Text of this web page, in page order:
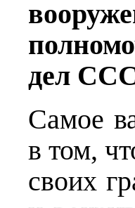
дел
Самое
в том,
своих